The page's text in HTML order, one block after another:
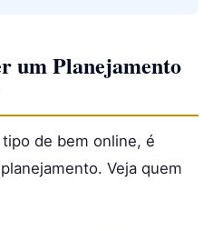
um Planejamento
de bem online, é
Veja quem